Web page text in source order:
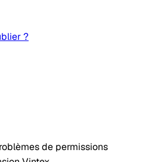
?
de permissions